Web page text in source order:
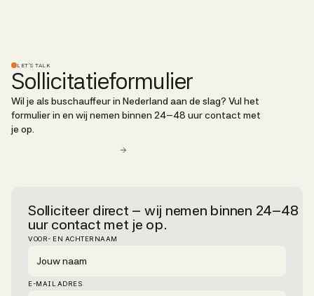
LET’S TALK
Sollicitatieformulier
Wil je als buschauffeur in Nederland aan de slag? Vul het
formulier in en wij nemen binnen 24–48 uur contact met
je op.
Solliciteer direct – wij nemen binnen 24–48
uur contact met je op.
VOOR- EN ACHTERNAAM
E-MAIL ADRES